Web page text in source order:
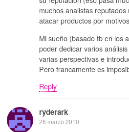
muchos analistas
atacar productos por
Mi sueño (basado tb en los
poder dedicar varios
varias perspectivas e
Pero francamente es
Reply
ryderark
26 marzo 2010